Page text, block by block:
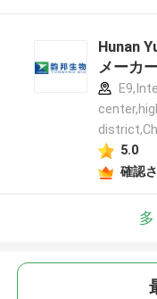
Hunan
メーカ
5.0
確認